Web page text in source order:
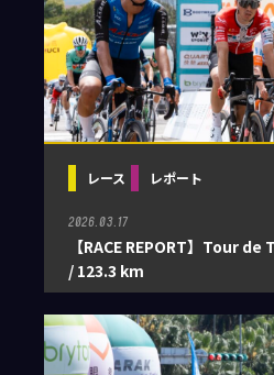
レース レポート
2026.03.17
【RACE REPORT】Tour
/ 123.3 km